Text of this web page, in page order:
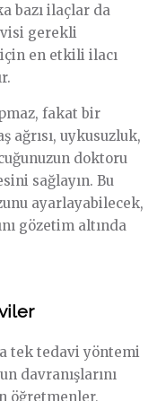
bazı ilaçlar da
gerekli
en etkili ilacı
fakat bir
ağrısı, uykusuzluk,
doktoru
sağlayın. Bu
ayarlayabilecek,
gözetim altında
tek tedavi yöntemi
davranışlarını
öğretmenler,